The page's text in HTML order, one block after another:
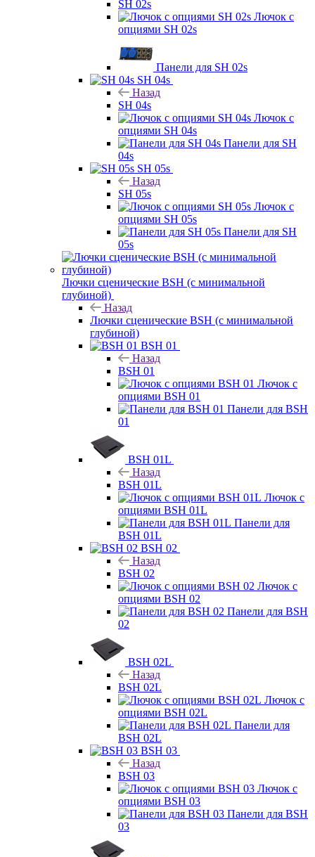
SH 02s
Лючок с
опциями SH 02s
Панели для SH 02s
SH 04s
Назад
SH 04s
Лючок с
опциями SH 04s
Панели для SH
04s
SH 05s
Назад
SH 05s
Лючок с
опциями SH 05s
Панели для SH
05s
Лючки сценические BSH (с минимальной
глубиной)
Назад
Лючки сценические BSH (с минимальной
глубиной)
BSH 01
Назад
BSH 01
Лючок с
опциями BSH 01
Панели для BSH
01
BSH 01L
Назад
BSH 01L
Лючок с
опциями BSH 01L
Панели для
BSH 01L
BSH 02
Назад
BSH 02
Лючок с
опциями BSH 02
Панели для BSH
02
BSH 02L
Назад
BSH 02L
Лючок с
опциями BSH 02L
Панели для
BSH 02L
BSH 03
Назад
BSH 03
Лючок с
опциями BSH 03
Панели для BSH
03